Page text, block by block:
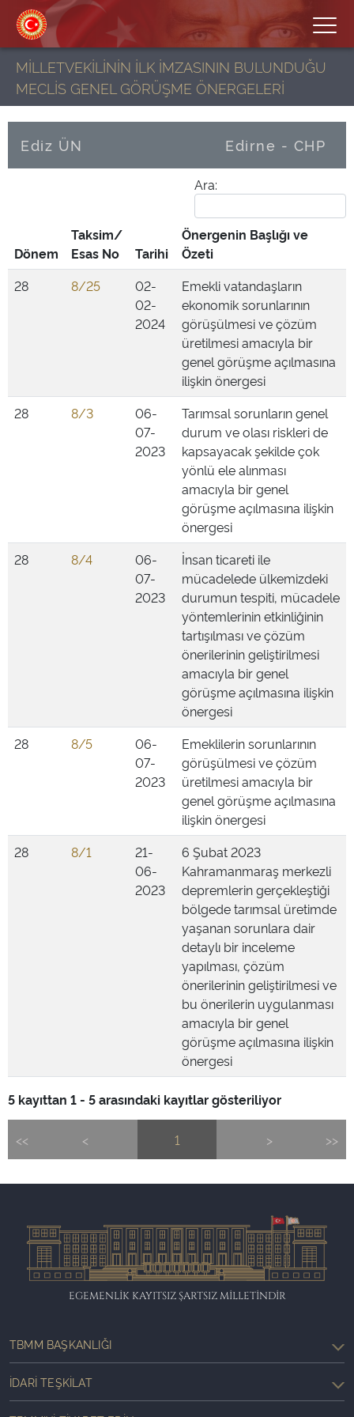
MİLLETVEKİLİNİN İLK İMZASININ BULUNDUĞU
MECLİS GENEL GÖRÜŞME ÖNERGELERİ
Ediz ÜN Edirne - CHP
Ara:
Dönem
Taksim/
Esas No
Tarihi
Önergenin Başlığı ve
Özeti
28
8/25
02-
02-
2024
Emekli vatandaşların
ekonomik sorunlarının
görüşülmesi ve çözüm
üretilmesi amacıyla bir
genel görüşme açılmasına
ilişkin önergesi
28
8/3
06-
07-
2023
Tarımsal sorunların genel
durum ve olası riskleri de
kapsayacak şekilde çok
yönlü ele alınması
amacıyla bir genel
görüşme açılmasına ilişkin
önergesi
28
8/4
06-
07-
2023
İnsan ticareti ile
mücadelede ülkemizdeki
durumun tespiti, mücadele
yöntemlerinin etkinliğinin
tartışılması ve çözüm
önerilerinin geliştirilmesi
amacıyla bir genel
görüşme açılmasına ilişkin
önergesi
28
8/5
06-
07-
2023
Emeklilerin sorunlarının
görüşülmesi ve çözüm
üretilmesi amacıyla bir
genel görüşme açılmasına
ilişkin önergesi
28
8/1
21-
06-
2023
6 Şubat 2023
Kahramanmaraş merkezli
depremlerin gerçekleştiği
bölgede tarımsal üretimde
yaşanan sorunlara dair
detaylı bir inceleme
yapılması, çözüm
önerilerinin geliştirilmesi ve
bu önerilerin uygulanması
amacıyla bir genel
görüşme açılmasına ilişkin
önergesi
5 kayıttan 1 - 5 arasındaki kayıtlar gösteriliyor
<< < 1 > >>
EGEMENLİK KAYITSIZ ŞARTSIZ MİLLETİNDİR
TBMM BAŞKANLIĞI
İDARI TEŞKILAT